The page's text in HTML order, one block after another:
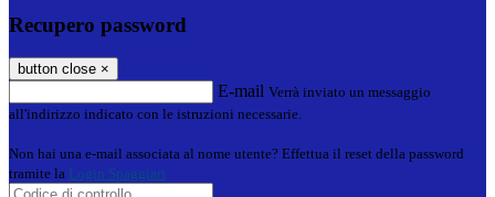
Recupero password
button close ×
E-mail Verrà inviato un messaggio
all'indirizzo indicato con le istruzioni necessarie.
Non hai una e-mail associata al nome utente? Effettua il reset della password
tramite la Login Spaggiari